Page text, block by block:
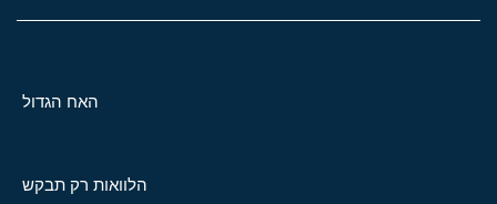
האח הגדול
הלוואות רק תבקש